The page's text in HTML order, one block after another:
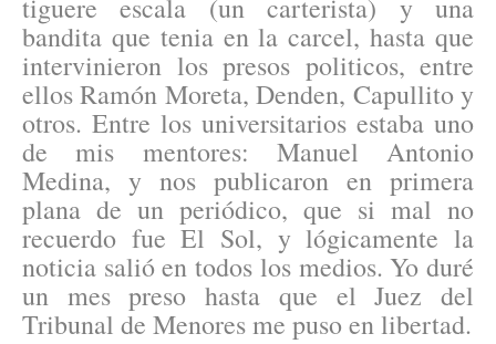
tiguere escala (un carterista) y una
bandita que tenia en la carcel, hasta que
intervinieron los presos politicos, entre
ellos Ramón Moreta, Denden, Capullito y
otros. Entre los universitarios estaba uno
de mis mentores: Manuel Antonio
Medina, y nos publicaron en primera
plana de un periódico, que si mal no
recuerdo fue El Sol, y lógicamente la
noticia salió en todos los medios. Yo duré
un mes preso hasta que el Juez del
Tribunal de Menores me puso en libertad.